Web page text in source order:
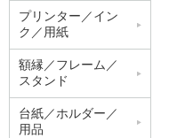
プリンター／イン
ク／用紙
額縁／フレーム／
スタンド
台紙／ホルダー／
用品